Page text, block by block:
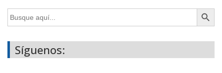
Buscar: Botón de
Síguenos: